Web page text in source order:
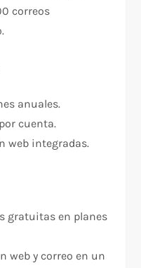
correos
anuales.
cuenta.
web integradas.
gratuitas en planes
web y correo en un